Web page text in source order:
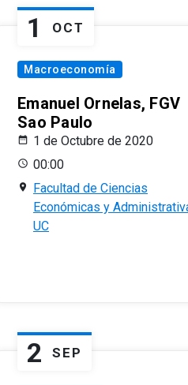
1 OCT
Macroeconomía
Emanuel Ornelas, FGV
Sao Paulo
1 de Octubre de 2020
00:00
Facultad de Ciencias
Económicas y
UC
2 SEP